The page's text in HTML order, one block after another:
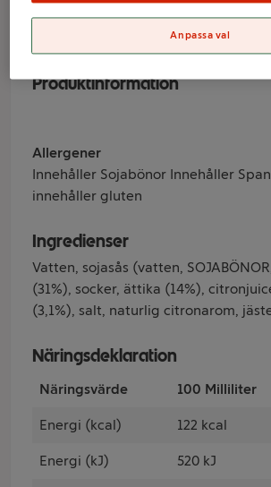
Varumärke
Produktinformation
Allergener
Innehåller Sojabönor Innehåller
innehåller gluten
Ingredienser
Vatten, sojasås (vatten,
(31%), socker, ättika (14%),
(3,1%), salt, naturlig citronarom,
Näringsdeklaration
Näringsvärde 100 Milliliter
Energi (kcal) 122 kcal
Energi (kJ) 520 kJ
Anpassa val